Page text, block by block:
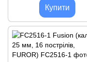
Купити